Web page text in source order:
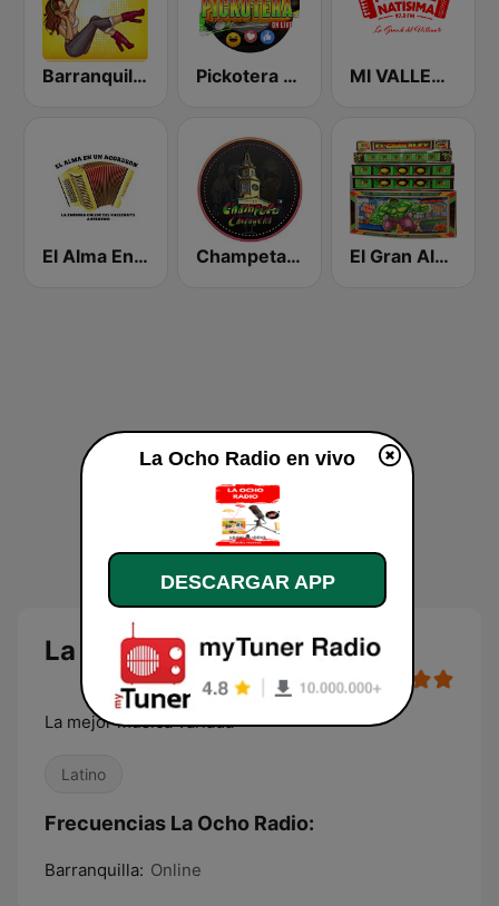
Barranquilla Web Pickotera Radio MI VALLENATISIMA
El Alma En Un Acordeon Emisora Champeta Cartagena Radio El Gran Alex Turbo
La Ocho Radio en vivo
La mejor música variada
Latino
Frecuencias La Ocho Radio:
Barranquilla: Online
La Ocho Radio en vivo
DESCARGAR APP